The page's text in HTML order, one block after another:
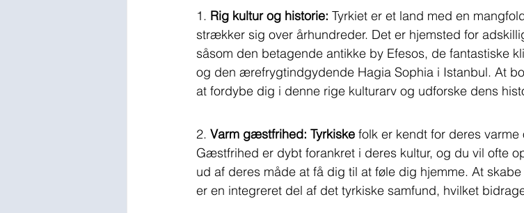
1. Rig kultur og historie: Tyrkiet er et land med en
strækker sig over århundreder. Det er hjemsted for
såsom den betagende antikke by Efesos, de fantastiske
og den ærefrygtindgydende Hagia Sophia i Istanbul. At
at fordybe dig i denne rige kulturarv og udforske dens
2. Varm gæstfrihed: Tyrkiske folk er kendt for deres
Gæstfrihed er dybt forankret i deres kultur, og du vil ofte
ud af deres måde at få dig til at føle dig hjemme. At
er en integreret del af det tyrkiske samfund, hvilket